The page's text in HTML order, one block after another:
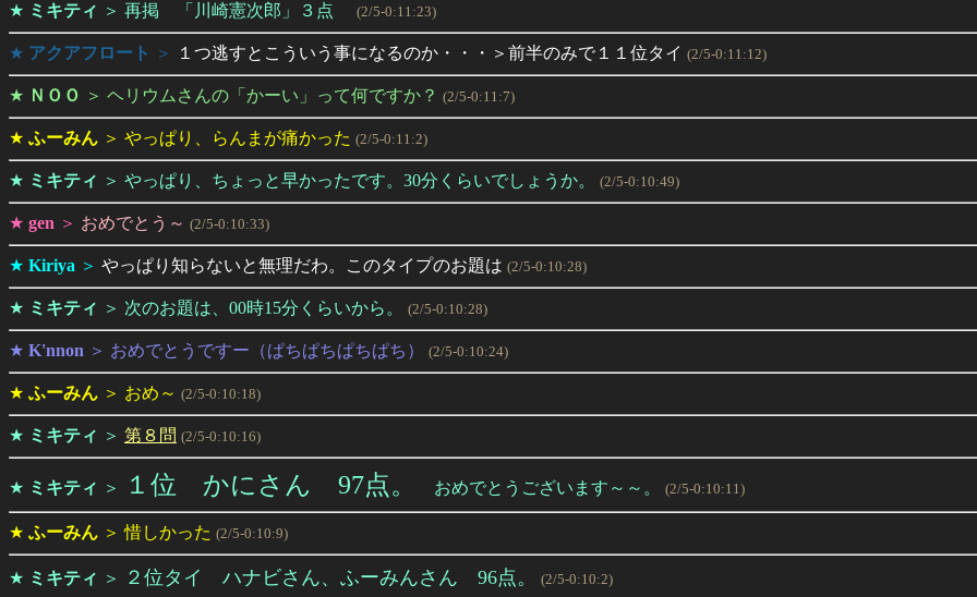
★ ミキティ ＞ 再掲 「川崎憲次郎」３点 (2/5-0:11:23)
★ アクアフロート ＞ １つ逃すとこういう事になるのか・・・＞前半のみで１１位タイ (2/5-0:11:12)
★ ＮＯＯ ＞ ヘリウムさんの「かーい」って何ですか？ (2/5-0:11:7)
★ ふーみん ＞ やっぱり、らんまが痛かった (2/5-0:11:2)
★ ミキティ ＞ やっぱり、ちょっと早かったです。30分くらいでしょうか。 (2/5-0:10:49)
★ gen ＞ おめでとう～ (2/5-0:10:33)
★ Kiriya ＞ やっぱり知らないと無理だわ。このタイプのお題は (2/5-0:10:28)
★ ミキティ ＞ 次のお題は、00時15分くらいから。 (2/5-0:10:28)
★ K'nnon ＞ おめでとうですー（ぱちぱちぱちぱち） (2/5-0:10:24)
★ ふーみん ＞ おめ～ (2/5-0:10:18)
★ ミキティ ＞ 第８問 (2/5-0:10:16)
★ ミキティ ＞ １位 かにさん 97点。 おめでとうございます～～。 (2/5-0:10:11)
★ ふーみん ＞惜しかった (2/5-0:10:9)
★ ミキティ ＞ ２位タイ ハナビさん、ふーみんさん 96点。 (2/5-0:10:2)